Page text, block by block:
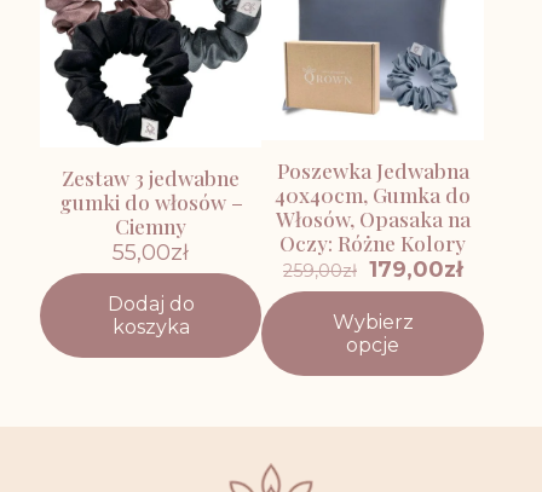
na
stronie
produktu
Zestaw 3 jedwabne
gumki do włosów –
Ciemny
55,00zł
Dodaj do
koszyka
Poszewka Jedwabna
40x40cm, Gumka do
Włosów, Opasaka na
Oczy: Różne Kolory
259,00zł Pierwotna
cena
wynosiła:
259,00zł.
179,00zł
cena
wynosi:
Wybierz
opcje
Ten
produkt
można